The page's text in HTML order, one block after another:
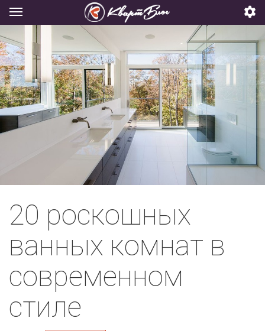
20 роскошных
ванных комнат в
современном
стиле